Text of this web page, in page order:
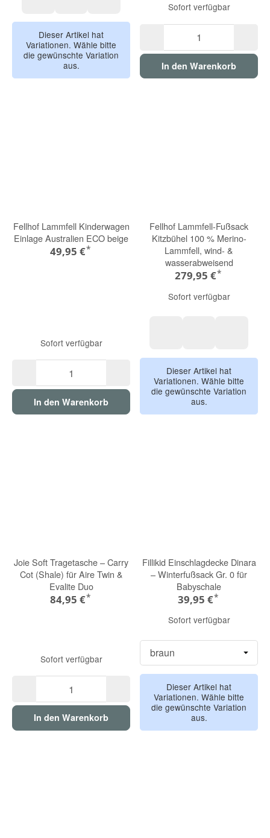
Dieser Artikel hat
Variationen. Wähle bitte
die gewünschte Variation
aus.
Sofort verfügbar
In den Warenkorb
Fellhof Lammfell Kinderwagen
Einlage Australien ECO beige
49,95 €*
Sofort verfügbar
In den Warenkorb
Fellhof Lammfell-Fußsack
Kitzbühel 100 % Merino-
Lammfell, wind- &
wasserabweisend
279,95 €*
Sofort verfügbar
Dieser Artikel hat
Variationen. Wähle bitte
die gewünschte Variation
aus.
Joie Soft Tragetasche – Carry
Cot (Shale) für Aire Twin &
Evalite Duo
84,95 €*
Sofort verfügbar
In den Warenkorb
Fillikid Einschlagdecke Dinara
– Winterfußsack Gr. 0 für
Babyschale
39,95 €*
Sofort verfügbar
Dieser Artikel hat
Variationen. Wähle bitte
die gewünschte Variation
aus.